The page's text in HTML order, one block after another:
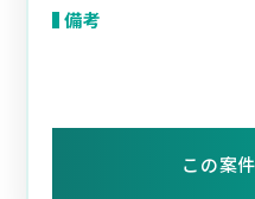
備考
この案